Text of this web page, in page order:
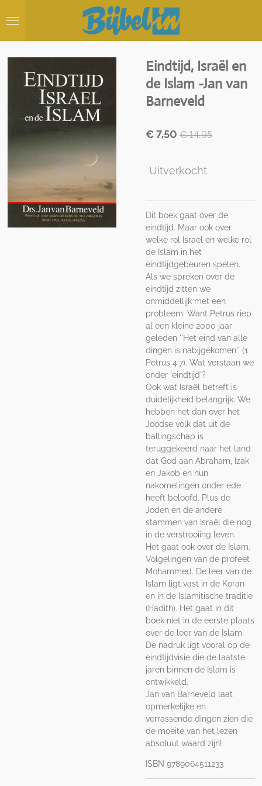
direct
hoofdinhoud
Eindtijd, Israël en
de Islam -Jan van
Barneveld
€ 7,50 € 14,95
Uitverkocht
Dit boek gaat over de
eindtijd. Maar ook over
welke rol Israël en welke rol
de Islam in het
eindtijdgebeuren spelen.
Als we spreken over de
eindtijd zitten we
onmiddellijk met een
probleem. Want Petrus riep
al een kleine 2000 jaar
geleden ''Het eind van alle
dingen is nabijgekomen'' (1
Petrus 4:7). Wat verstaan we
onder 'eindtijd'?
Ook wat Israël betreft is
duidelijkheid belangrijk. We
hebben het dan over het
Joodse volk dat uit de
ballingschap is
teruggekeerd naar het land
dat God aan Abraham, Izak
en Jakob en hun
nakomelingen onder ede
heeft beloofd. Plus de
Joden en de andere
stammen van Israël die nog
in de verstrooiing leven.
Het gaat ook over de Islam.
Volgelingen van de profeet
Mohammed. De leer van de
Islam ligt vast in de Koran
en in de Islamitische traditie
(Hadith). Het gaat in dit
boek niet in de eerste plaats
over de leer van de Islam.
De nadruk ligt vooral op de
eindtijdvisie die de laatste
jaren binnen de Islam is
ontwikkeld.
Jan van Barneveld laat
opmerkelijke en
verrassende dingen zien die
de moeite van het lezen
absoluut waard zijn!
ISBN 9789064511233